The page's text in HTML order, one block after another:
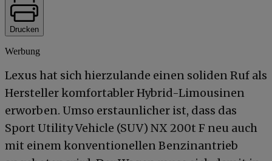
Drucken
Werbung
Lexus hat sich hierzulande einen soliden Ruf als
Hersteller komfortabler Hybrid-Limousinen
erworben. Umso erstaunlicher ist, dass das
Sport Utility Vehicle (SUV) NX 200t F neu auch
mit einem konventionellen Benzinantrieb